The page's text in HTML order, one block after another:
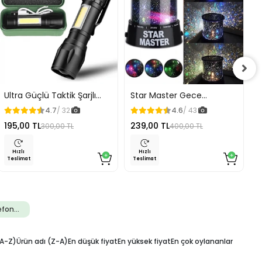
Ultra Güçlü Taktik Şarjlı
Led El Feneri Çakarlı
4.7/ 32
195,00 TL300,00 TL
Hızlı
Teslimat
Star Master Gece
Lambası Yıldız Yansıtmalı
4.6/ 43
239,00 TL400,00 TL
Hızlı
Teslimat
Z)Ürün adı (Z-A)En düşük fiyatEn yüksek fiyatEn çok oylananlar